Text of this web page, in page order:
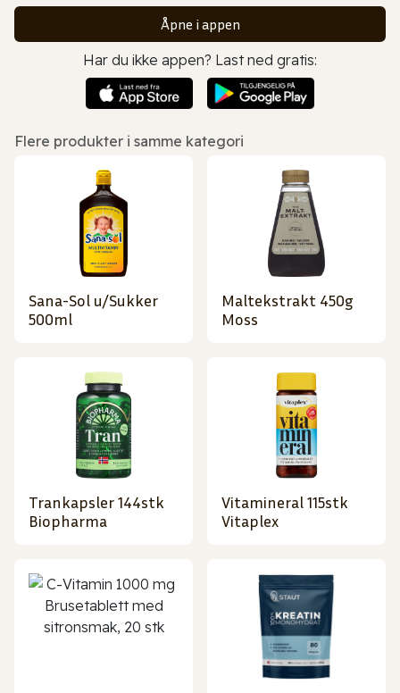
Åpne i appen
Har du ikke appen? Last ned gratis:
Flere produkter i samme kategori
Sana-Sol u/Sukker
500ml
Maltekstrakt 450g
Moss
Trankapsler 144stk
Biopharma
Vitamineral 115stk
Vitaplex